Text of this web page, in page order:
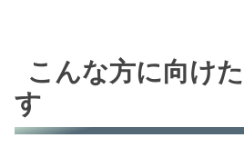
こんな方に向け
す